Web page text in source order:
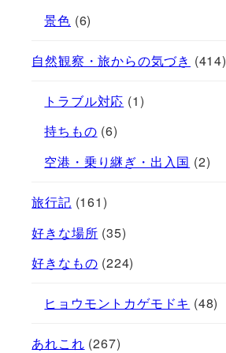
景色 (6)
自然観察・旅からの気づき (414)
トラブル対応 (1)
持ちもの (6)
空港・乗り継ぎ・出入国 (2)
旅行記 (161)
好きな場所 (35)
好きなもの (224)
ヒョウモントカゲモドキ (48)
あれこれ (267)